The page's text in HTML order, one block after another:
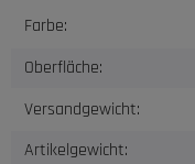
Produkteigenschaft
Wert
Farbe:
Oberfläche:
Versandgewicht:
Artikelgewicht: